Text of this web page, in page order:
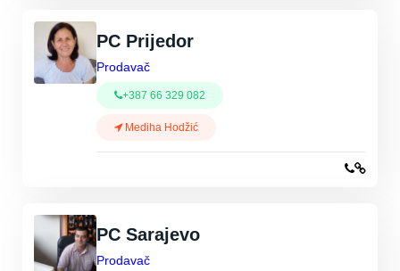
PC Prijedor
Prodavač
+387 66 329 082
Mediha Hodžić
PC Sarajevo
Prodavač